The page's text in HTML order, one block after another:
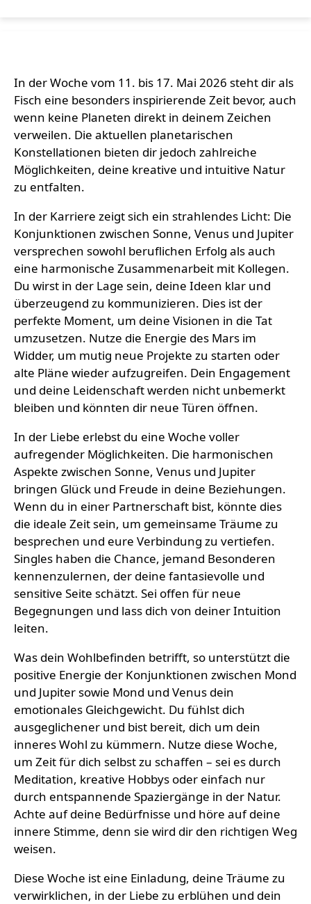
In der Woche vom 11. bis 17. Mai 2026 steht dir als
Fisch eine besonders inspirierende Zeit bevor, auch
wenn keine Planeten direkt in deinem Zeichen
verweilen. Die aktuellen planetarischen
Konstellationen bieten dir jedoch zahlreiche
Möglichkeiten, deine kreative und intuitive Natur
zu entfalten.
In der Karriere zeigt sich ein strahlendes Licht: Die
Konjunktionen zwischen Sonne, Venus und Jupiter
versprechen sowohl beruflichen Erfolg als auch
eine harmonische Zusammenarbeit mit Kollegen.
Du wirst in der Lage sein, deine Ideen klar und
überzeugend zu kommunizieren. Dies ist der
perfekte Moment, um deine Visionen in die Tat
umzusetzen. Nutze die Energie des Mars im
Widder, um mutig neue Projekte zu starten oder
alte Pläne wieder aufzugreifen. Dein Engagement
und deine Leidenschaft werden nicht unbemerkt
bleiben und könnten dir neue Türen öffnen.
In der Liebe erlebst du eine Woche voller
aufregender Möglichkeiten. Die harmonischen
Aspekte zwischen Sonne, Venus und Jupiter
bringen Glück und Freude in deine Beziehungen.
Wenn du in einer Partnerschaft bist, könnte dies
die ideale Zeit sein, um gemeinsame Träume zu
besprechen und eure Verbindung zu vertiefen.
Singles haben die Chance, jemand Besonderen
kennenzulernen, der deine fantasievolle und
sensitive Seite schätzt. Sei offen für neue
Begegnungen und lass dich von deiner Intuition
leiten.
Was dein Wohlbefinden betrifft, so unterstützt die
positive Energie der Konjunktionen zwischen Mond
und Jupiter sowie Mond und Venus dein
emotionales Gleichgewicht. Du fühlst dich
ausgeglichener und bist bereit, dich um dein
inneres Wohl zu kümmern. Nutze diese Woche,
um Zeit für dich selbst zu schaffen – sei es durch
Meditation, kreative Hobbys oder einfach nur
durch entspannende Spaziergänge in der Natur.
Achte auf deine Bedürfnisse und höre auf deine
innere Stimme, denn sie wird dir den richtigen Weg
weisen.
Diese Woche ist eine Einladung, deine Träume zu
verwirklichen, in der Liebe zu erblühen und dein